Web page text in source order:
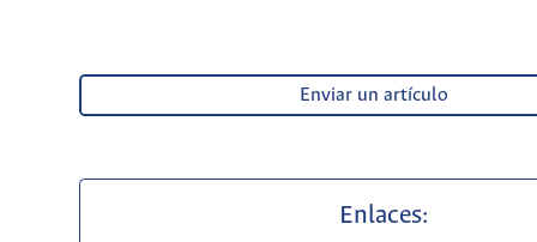
Enviar un artículo
Enlaces: